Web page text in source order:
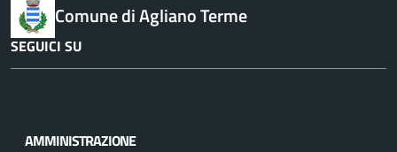
Comune di Agliano Terme
SEGUICI SU
c
s
AMMINISTRAZIONE